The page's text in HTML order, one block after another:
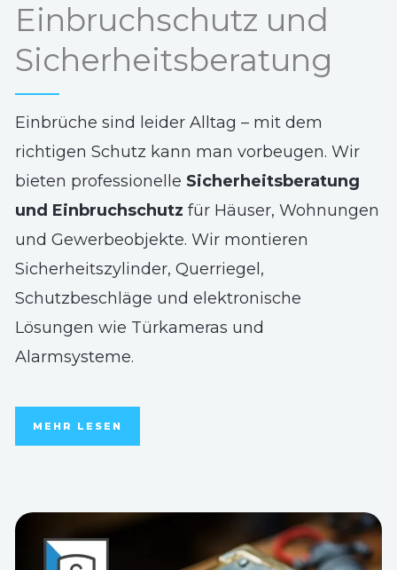
Einbruchschutz und
Sicherheitsberatung
Einbrüche sind leider Alltag – mit dem
richtigen Schutz kann man vorbeugen. Wir
bieten professionelle Sicherheitsberatung
und Einbruchschutz für Häuser, Wohnungen
und Gewerbeobjekte. Wir montieren
Sicherheitszylinder, Querriegel,
Schutzbeschläge und elektronische
Lösungen wie Türkameras und
Alarmsysteme.
MEHR LESEN